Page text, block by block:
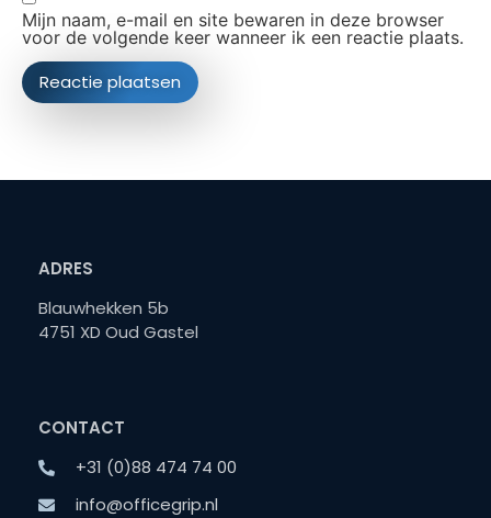
Mijn naam, e-mail en site bewaren in deze browser
voor de volgende keer wanneer ik een reactie plaats.
ADRES
Blauwhekken 5b
4751 XD Oud Gastel
CONTACT
+31 (0)88 474 74 00
info@officegrip.nl